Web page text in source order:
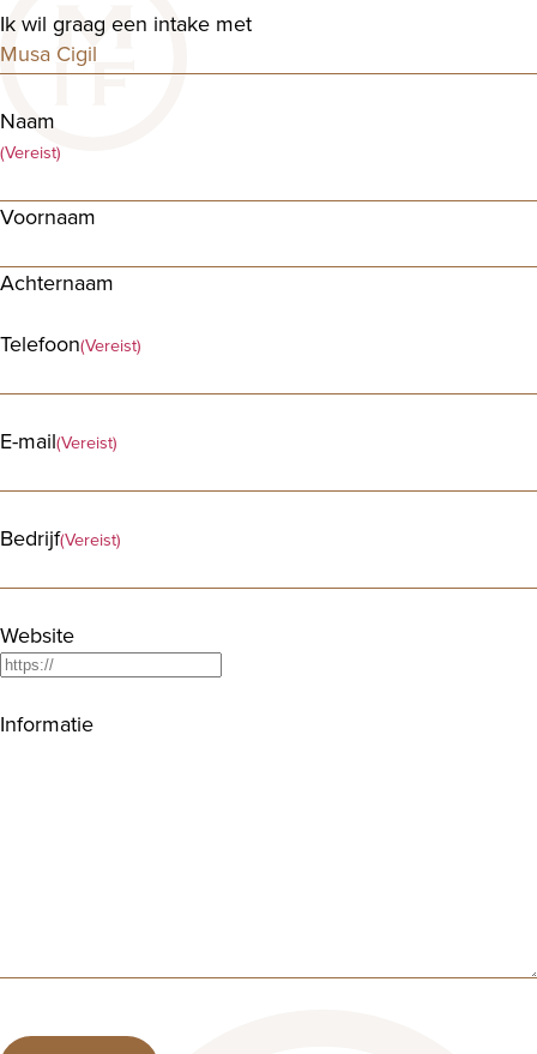
Ik wil graag een intake met
Naam
(Vereist)
Voornaam
Achternaam
Telefoon(Vereist)
E-mail(Vereist)
Bedrijf(Vereist)
Website
Informatie